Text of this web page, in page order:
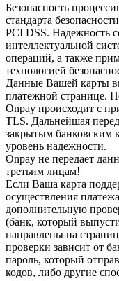
Безопасность
стандарта
PCI DSS. Надежность
интеллектуальной
операций, а также
технологией
Данные Вашей карты
платежной странице.
Onpay происходит с
TLS. Дальнейшая
закрытым
уровень надежности.
Onpay не передает
третьим лицам!
Если Ваша карта
осуществления
дополнительную
(банк, который
направлены на
проверки зависит от
пароль, который
кодов, либо другие